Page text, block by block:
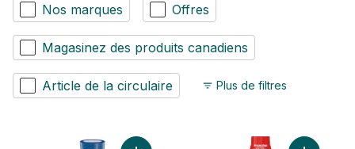
Nos marques Offres
Magasinez des produits canadiens
Article de la circulaire Plus de filtres